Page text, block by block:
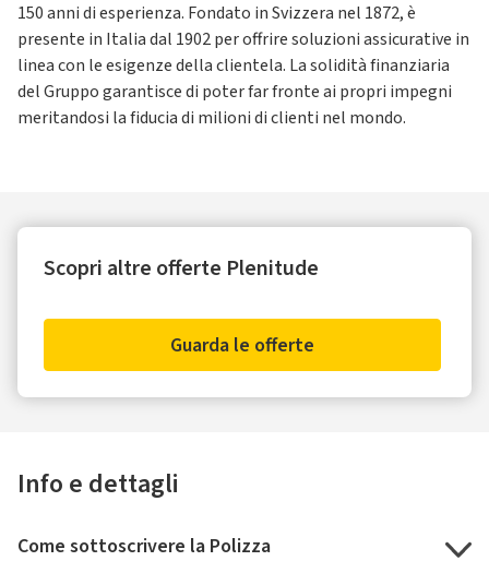
150 anni di esperienza. Fondato in Svizzera nel 1872, è
presente in Italia dal 1902 per offrire soluzioni assicurative in
linea con le esigenze della clientela. La solidità finanziaria
del Gruppo garantisce di poter far fronte ai propri impegni
meritandosi la fiducia di milioni di clienti nel mondo.
Scopri altre offerte Plenitude
Guarda le offerte
Info e dettagli
Come sottoscrivere la Polizza